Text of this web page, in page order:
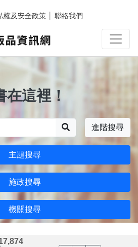
權及安全政策 聯絡我們
這裡！
進階搜尋
主題搜尋
施政搜尋
機關搜尋